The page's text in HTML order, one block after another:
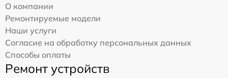
О компании
Ремонтируемые модели
Наши услуги
Согласие на обработку персональных данных
Способы оплаты
Ремонт устройств